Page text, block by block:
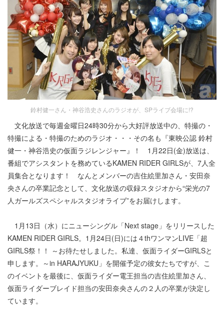
鈴村健一さん・神谷浩史さんのラジオが、SPライブ会場に!?
文化放送で毎週金曜日24時30分から大好評放送中の、特撮の・
特撮による・特撮のためのラジオ・・・その名も『東映公認 鈴村
健一・神谷浩史の仮面ラジレンジャー』！ 1月22日(金)放送は、
番組でアシスタントを務めているKAMEN RIDER GIRLSが、7人全
員集合となります！ なんとメンバーの吉住絵里加さん・安田奈
央さんの卒業記念として、文化放送の収録スタジオから“栄光の7
人ガールズスペシャルスタジオライブ”をお届けします。
1月13日（水）にニューシングル「Next stage」をリリースした
KAMEN RIDER GIRLS。1月24日(日)には４thワンマンLIVE「超
GIRLS祭！！ ～お待たせしました。私達、仮面ライダーGIRLSと
申します。～in HARAJYUKU」を開催予定の彼女たちですが、こ
のイベントを最後に、仮面ライダー電王担当の吉住絵里加さん、
仮面ライダーブレイド担当の安田奈央さんの２人の卒業が決定し
ています。